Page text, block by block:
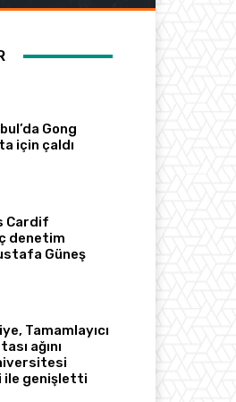
Gong
için çaldı
Cardif
denetim
Güneş
Tamamlayıcı
ağını
ile genişletti